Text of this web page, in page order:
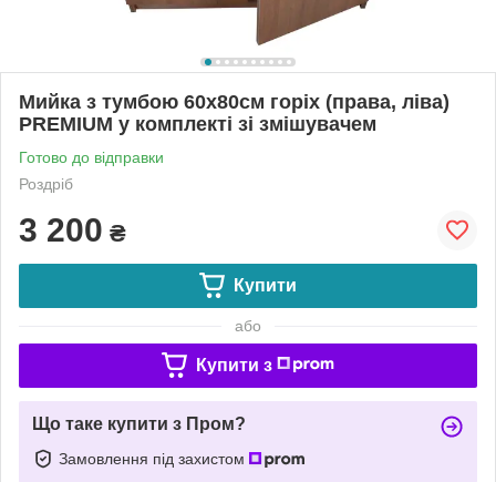
Мийка з тумбою 60х80см горіх (права, ліва)
PREMIUM у комплекті зі змішувачем
Готово до відправки
Роздріб
3 200 ₴
Купити
або
Купити з
Що таке купити з Пром?
Замовлення під захистом